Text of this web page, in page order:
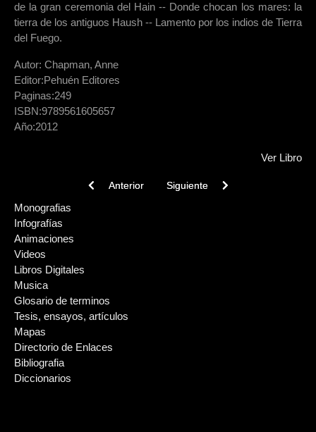
de la gran ceremonia del Hain -- Donde chocan los mares: la
tierra de los antiguos Haush -- Lamento por los indios de Tierra
del Fuego.
Autor: Chapman, Anne
Editor:Pehuén Editores
Paginas:249
ISBN:9789561605657
Año:2012
Ver Libro
Previous article: Fotografías de Martín Gusinde
Anterior Next article: Hain : ceremonia de
Siguiente
Monografias
Infografías
Animaciones
Videos
Libros Digitales
Musica
Glosario de terminos
Tesis, ensayos, artículos
Mapas
Directorio de Enlaces
Bibliografia
Diccionarios